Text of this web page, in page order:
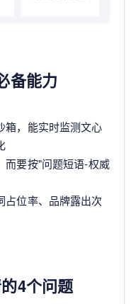
备能力
箱，能实时监测文心
而要按"问题短语-权威
占位率、品牌露出次
4个问题